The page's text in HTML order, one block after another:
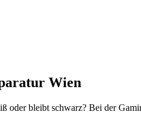
Wien
oder bleibt schwarz? Bei der